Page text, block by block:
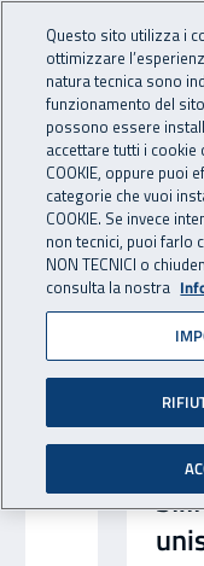
INAIL -
Notizie in
Questo sito utilizza i
ottimizzare
natura tecnica sono
funzionamento del
possono essere
accettare tutti i cookie
COOKIE, oppure puoi
categorie che vuoi
COOKIE. Se invece
non tecnici, puoi farlo
NON TECNICI o
consulta la nostra